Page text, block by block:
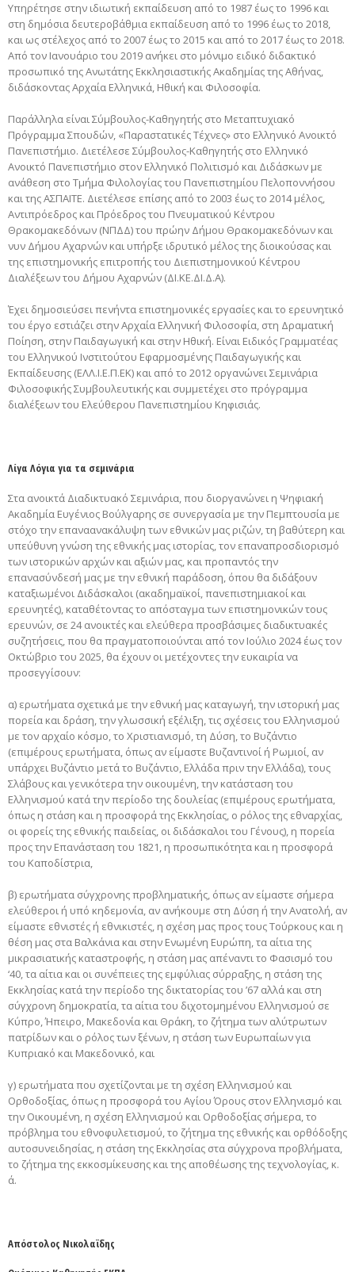
Υπηρέτησε στην ιδιωτική εκπαίδευση από το 1987 έως το 1996 και
στη δημόσια δευτεροβάθμια εκπαίδευση από το 1996 έως το 2018,
και ως στέλεχος από το 2007 έως το 2015 και από το 2017 έως το 2018.
Από τον Ιανουάριο του 2019 ανήκει στο μόνιμο ειδικό διδακτικό
προσωπικό της Ανωτάτης Εκκλησιαστικής Ακαδημίας της Αθήνας,
διδάσκοντας Αρχαία Ελληνικά, Ηθική και Φιλοσοφία.
Παράλληλα είναι Σύμβουλος-Καθηγητής στο Μεταπτυχιακό
Πρόγραμμα Σπουδών, «Παραστατικές Τέχνες» στο Ελληνικό Ανοικτό
Πανεπιστήμιο. Διετέλεσε Σύμβουλος-Καθηγητής στο Ελληνικό
Ανοικτό Πανεπιστήμιο στον Ελληνικό Πολιτισμό και Διδάσκων με
ανάθεση στο Τμήμα Φιλολογίας του Πανεπιστημίου Πελοποννήσου
και της ΑΣΠΑΙΤΕ. Διετέλεσε επίσης από το 2003 έως το 2014 μέλος,
Αντιπρόεδρος και Πρόεδρος του Πνευματικού Κέντρου
Θρακομακεδόνων (ΝΠΔΔ) του πρώην Δήμου Θρακομακεδόνων και
νυν Δήμου Αχαρνών και υπήρξε ιδρυτικό μέλος της διοικούσας και
της επιστημονικής επιτροπής του Διεπιστημονικού Κέντρου
Διαλέξεων του Δήμου Αχαρνών (ΔΙ.ΚΕ.ΔΙ.Δ.Α).
Έχει δημοσιεύσει πενήντα επιστημονικές εργασίες και το ερευνητικό
του έργο εστιάζει στην Αρχαία Ελληνική Φιλοσοφία, στη Δραματική
Ποίηση, στην Παιδαγωγική και στην Ηθική. Είναι Ειδικός Γραμματέας
του Ελληνικού Ινστιτούτου Εφαρμοσμένης Παιδαγωγικής και
Εκπαίδευσης (ΕΛΛ.Ι.Ε.Π.ΕΚ) και από το 2012 οργανώνει Σεμινάρια
Φιλοσοφικής Συμβουλευτικής και συμμετέχει στο πρόγραμμα
διαλέξεων του Ελεύθερου Πανεπιστημίου Κηφισιάς.
Λίγα Λόγια για τα σεμινάρια
Στα ανοικτά Διαδικτυακό Σεμινάρια, που διοργανώνει η Ψηφιακή
Ακαδημία Ευγένιος Βούλγαρης σε συνεργασία με την Πεμπτουσία με
στόχο την επαναανακάλυψη των εθνικών μας ριζών, τη βαθύτερη και
υπεύθυνη γνώση της εθνικής μας ιστορίας, τον επαναπροσδιορισμό
των ιστορικών αρχών και αξιών μας, και προπαντός την
επανασύνδεσή μας με την εθνική παράδοση, όπου θα διδάξουν
καταξιωμένοι Διδάσκαλοι (ακαδημαϊκοί, πανεπιστημιακοί και
ερευνητές), καταθέτοντας το απόσταγμα των επιστημονικών τους
ερευνών, σε 24 ανοικτές και ελεύθερα προσβάσιμες διαδικτυακές
συζητήσεις, που θα πραγματοποιούνται από τον Ιούλιο 2024 έως τον
Οκτώβριο του 2025, θα έχουν οι μετέχοντες την ευκαιρία να
προσεγγίσουν:
α) ερωτήματα σχετικά με την εθνική μας καταγωγή, την ιστορική μας
πορεία και δράση, την γλωσσική εξέλιξη, τις σχέσεις του Ελληνισμού
με τον αρχαίο κόσμο, το Χριστιανισμό, τη Δύση, το Βυζάντιο
(επιμέρους ερωτήματα, όπως αν είμαστε Βυζαντινοί ή Ρωμιοί, αν
υπάρχει Βυζάντιο μετά το Βυζάντιο, Ελλάδα πριν την Ελλάδα), τους
Σλάβους και γενικότερα την οικουμένη, την κατάσταση του
Ελληνισμού κατά την περίοδο της δουλείας (επιμέρους ερωτήματα,
όπως η στάση και η προσφορά της Εκκλησίας, ο ρόλος της εθναρχίας,
οι φορείς της εθνικής παιδείας, οι διδάσκαλοι του Γένους), η πορεία
προς την Επανάσταση του 1821, η προσωπικότητα και η προσφορά
του Καποδίστρια,
β) ερωτήματα σύγχρονης προβληματικής, όπως αν είμαστε σήμερα
ελεύθεροι ή υπό κηδεμονία, αν ανήκουμε στη Δύση ή την Ανατολή, αν
είμαστε εθνιστές ή εθνικιστές, η σχέση μας προς τους Τούρκους και η
θέση μας στα Βαλκάνια και στην Ενωμένη Ευρώπη, τα αίτια της
μικρασιατικής καταστροφής, η στάση μας απέναντι το Φασισμό του
‘40, τα αίτια και οι συνέπειες της εμφύλιας σύρραξης, η στάση της
Εκκλησίας κατά την περίοδο της δικτατορίας του ’67 αλλά και στη
σύγχρονη δημοκρατία, τα αίτια του διχοτομημένου Ελληνισμού σε
Κύπρο, Ήπειρο, Μακεδονία και Θράκη, το ζήτημα των αλύτρωτων
πατρίδων και ο ρόλος των ξένων, η στάση των Ευρωπαίων για
Κυπριακό και Μακεδονικό, και
γ) ερωτήματα που σχετίζονται με τη σχέση Ελληνισμού και
Ορθοδοξίας, όπως η προσφορά του Αγίου Όρους στον Ελληνισμό και
την Οικουμένη, η σχέση Ελληνισμού και Ορθοδοξίας σήμερα, το
πρόβλημα του εθνοφυλετισμού, το ζήτημα της εθνικής και ορθόδοξης
αυτοσυνειδησίας, η στάση της Εκκλησίας στα σύγχρονα προβλήματα,
το ζήτημα της εκκοσμίκευσης και της αποθέωσης της τεχνολογίας, κ.
ά.
Απόστολος Νικολαϊδης